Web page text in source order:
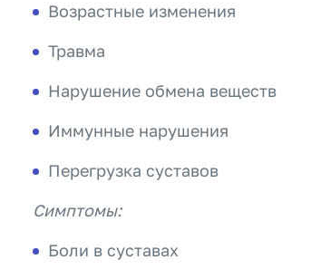
Возрастные изменения
Травма
Нарушение обмена веществ
Иммунные нарушения
Перегрузка суставов
Симптомы:
Боли в суставах